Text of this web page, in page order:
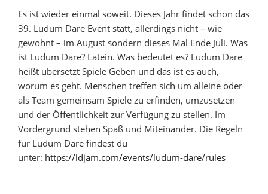
Es ist wieder einmal soweit. Dieses Jahr findet schon das
39. Ludum Dare Event statt, allerdings nicht – wie
gewohnt – im August sondern dieses Mal Ende Juli. Was
ist Ludum Dare? Latein. Was bedeutet es? Ludum Dare
heißt übersetzt Spiele Geben und das ist es auch,
worum es geht. Menschen treffen sich um alleine oder
als Team gemeinsam Spiele zu erfinden, umzusetzen
und der Öffentlichkeit zur Verfügung zu stellen. Im
Vordergrund stehen Spaß und Miteinander. Die Regeln
für Ludum Dare findest du
unter: https://ldjam.com/events/ludum-dare/rules